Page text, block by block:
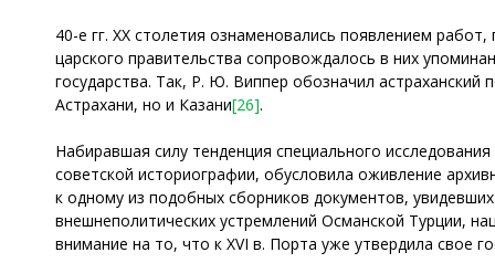
40-е гг. ХХ столетия ознаменовались появлением
царского правительства сопровождалось в них
государства. Так, Р. Ю. Виппер обозначил астраханский
Астрахани, но и Казани[26].
Набиравшая силу тенденция специального
советской историографии, обусловила оживление
к одному из подобных сборников документов,
внешнеполитических устремлений Османской Турции,
внимание на то, что к XVI в. Порта уже утвердила свое